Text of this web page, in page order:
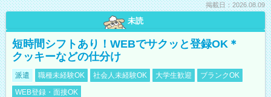
掲載日：2026.08.09
未読
短時間シフトあり！WEBでサクッと登録OK＊
クッキーなどの仕分け
派遣 職種未経験OK 社会人未経験OK 大学生歓迎
ブランクOK
WEB登録・面接OK